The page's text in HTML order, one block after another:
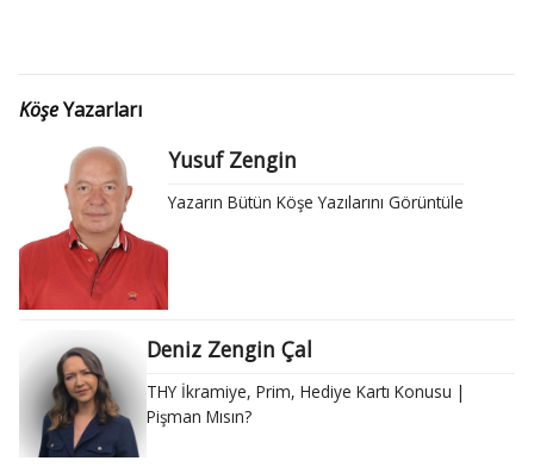
KöşeYazarları
Yusuf Zengin
Yazarın Bütün Köşe Yazılarını Görüntüle
Deniz Zengin Çal
THY İkramiye, Prim, Hediye Kartı Konusu |
Pişman Mısın?